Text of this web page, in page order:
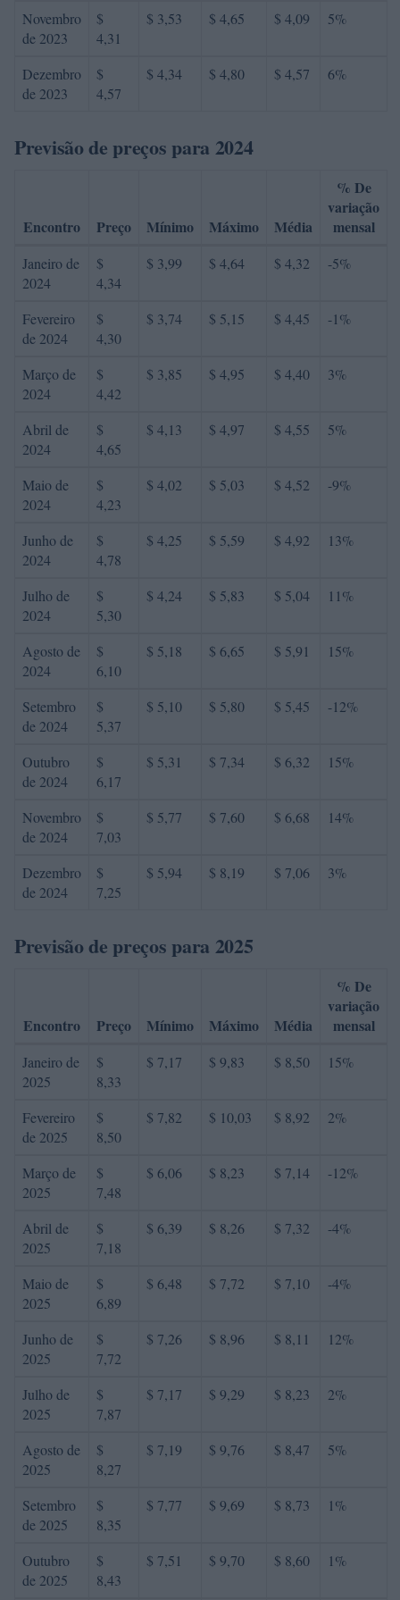
Novembro
de 2023
$
4,31
$ 3,53 $ 4,65 $ 4,09 5%
Dezembro
de 2023
$
4,57
$ 4,34 $ 4,80 $ 4,57 6%
Previsão de preços para 2024
Encontro Preço Mínimo Máximo Média
% De
variação
mensal
Janeiro de
2024
$
4,34
$ 3,99 $ 4,64 $ 4,32 -5%
Fevereiro
de 2024
$
4,30
$ 3,74 $ 5,15 $ 4,45 -1%
Março de
2024
$
4,42
$ 3,85 $ 4,95 $ 4,40 3%
Abril de
2024
$
4,65
$ 4,13 $ 4,97 $ 4,55 5%
Maio de
2024
$
4,23
$ 4,02 $ 5,03 $ 4,52 -9%
Junho de
2024
$
4,78
$ 4,25 $ 5,59 $ 4,92 13%
Julho de
2024
$
5,30
$ 4,24 $ 5,83 $ 5,04 11%
Agosto de
2024
$
6,10
$ 5,18 $ 6,65 $ 5,91 15%
Setembro
de 2024
$
5,37
$ 5,10 $ 5,80 $ 5,45 -12%
Outubro
de 2024
$
6,17
$ 5,31 $ 7,34 $ 6,32 15%
Novembro
de 2024
$
7,03
$ 5,77 $ 7,60 $ 6,68 14%
Dezembro
de 2024
$
7,25
$ 5,94 $ 8,19 $ 7,06 3%
Previsão de preços para 2025
Encontro Preço Mínimo Máximo Média
% De
variação
mensal
Janeiro de
2025
$
8,33
$ 7,17 $ 9,83 $ 8,50 15%
Fevereiro
de 2025
$
8,50
$ 7,82 $ 10,03 $ 8,92 2%
Março de
2025
$
7,48
$ 6,06 $ 8,23 $ 7,14 -12%
Abril de
2025
$
7,18
$ 6,39 $ 8,26 $ 7,32 -4%
Maio de
2025
$
6,89
$ 6,48 $ 7,72 $ 7,10 -4%
Junho de
2025
$
7,72
$ 7,26 $ 8,96 $ 8,11 12%
Julho de
2025
$
7,87
$ 7,17 $ 9,29 $ 8,23 2%
Agosto de
2025
$
8,27
$ 7,19 $ 9,76 $ 8,47 5%
Setembro
de 2025
$
8,35
$ 7,77 $ 9,69 $ 8,73 1%
Outubro
de 2025
$
8,43
$ 7,51 $ 9,70 $ 8,60 1%